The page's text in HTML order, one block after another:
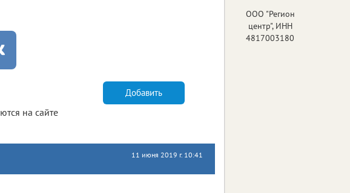
на сайте
Добавить
11 июня 2019 г. 10:41
ООО "Регион
центр", ИНН
4817003180